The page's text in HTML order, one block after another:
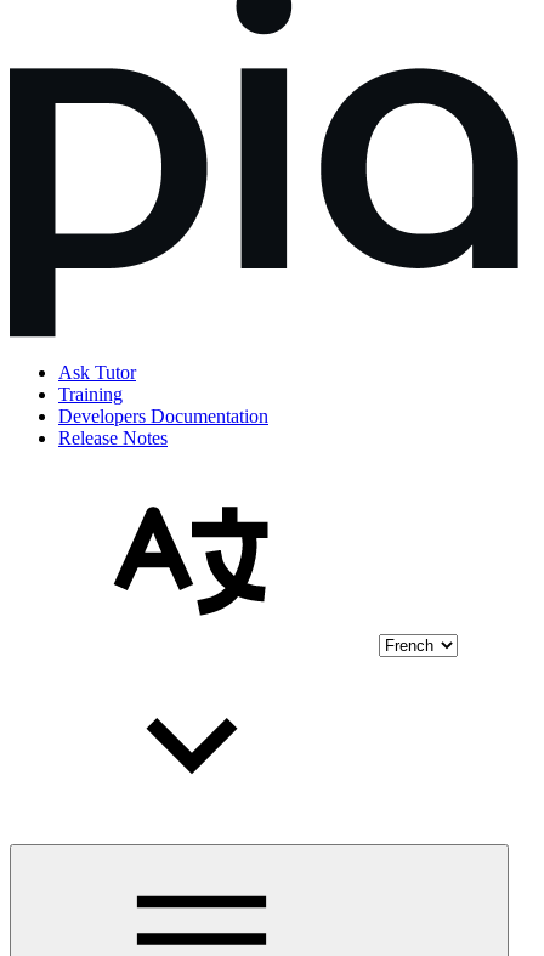
Ask Tutor
Training
Developers Documentation
Release Notes